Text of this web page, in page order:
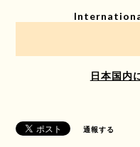
日本国内
通報する